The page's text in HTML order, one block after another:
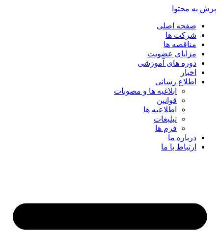
پرش به محتوا
صفحه اصلی
شرکت ها
مناقصه ها
مزایای عضویت
دوره های آموزشی
اخبار
اطلاع رسانی
ابلاغیه ها و مصوبات
قوانین
اطلاعیه ها
تبلیغات
فرم ها
درباره ما
ارتباط با ما